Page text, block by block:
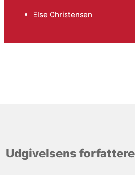
Else Christensen
Udgivelsens forfattere